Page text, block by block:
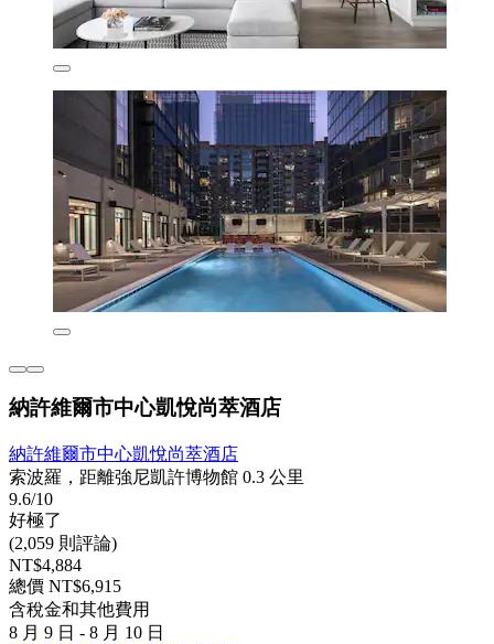
納許維爾市中心凱悅尚萃酒店
納許維爾市中心凱悅尚萃酒店
索波羅，距離強尼凱許博物館 0.3 公里
9.6/10
好極了
(2,059 則評論)
NT$4,884
總價 NT$6,915
含稅金和其他費用
8 月 9 日 - 8 月 10 日